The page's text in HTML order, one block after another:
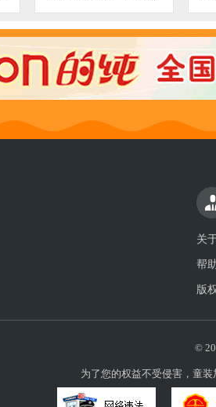
关
帮
版
©
为了您的权益不受侵害，童